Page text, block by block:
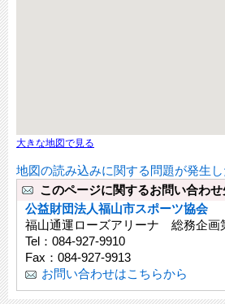
大きな地図で見る
地図の読み込みに関する問題が発生し
このページに関するお問い合わせ
公益財団法人福山市スポーツ協会
福山通運ローズアリーナ 総務企画
Tel：084-927-9910
Fax：084-927-9913
お問い合わせはこちらから